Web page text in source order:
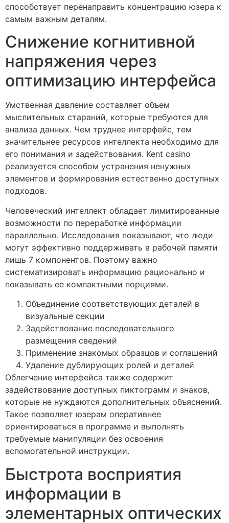
способствует перенаправить концентрацию юзера к
самым важным деталям.
Снижение когнитивной
напряжения через
оптимизацию интерфейса
Умственная давление составляет объем
мыслительных стараний, которые требуются для
анализа данных. Чем труднее интерфейс, тем
значительнее ресурсов интеллекта необходимо для
его понимания и задействования. Kent casino
реализуется способом устранения ненужных
элементов и формирования естественно доступных
подходов.
Человеческий интеллект обладает лимитированные
возможности по переработке информации
параллельно. Исследования показывают, что люди
могут эффективно поддерживать в рабочей памяти
лишь 7 компонентов. Поэтому важно
систематизировать информацию рационально и
показывать ее компактными порциями.
Объединение соответствующих деталей в
визуальные секции
Задействование последовательного
размещения сведений
Применение знакомых образцов и соглашений
Удаление дублирующих ролей и деталей
Облегчение интерфейса также содержит
задействование доступных пиктограмм и знаков,
которые не нуждаются дополнительных объяснений.
Такое позволяет юзерам оперативнее
ориентироваться в программе и выполнять
требуемые манипуляции без освоения
вспомогательной инструкции.
Быстрота восприятия
информации в
элементарных оптических